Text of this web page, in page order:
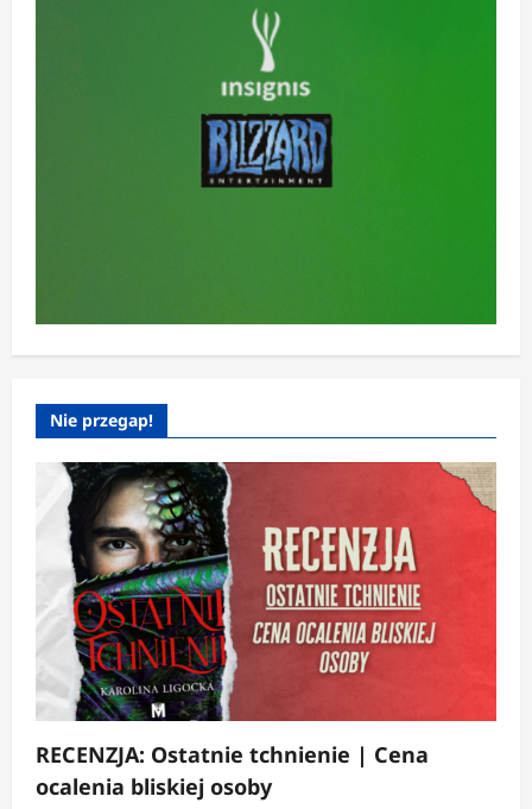
Nie przegap!
RECENZJA: Ostatnie tchnienie | Cena
ocalenia bliskiej osoby